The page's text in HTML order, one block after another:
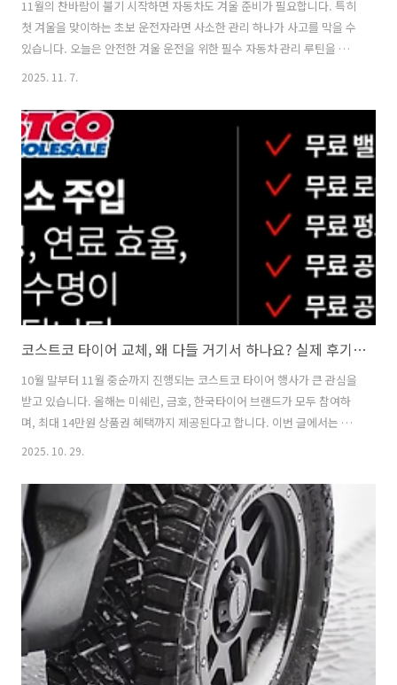
11월의 찬바람이 불기 시작하면 자동차도 겨울 준비가 필요합니다. 특히
첫 겨울을 맞이하는 초보 운전자라면 사소한 관리 하나가 사고를 막을 수
있습니다. 오늘은 안전한 겨울 운전을 위한 필수 자동차 관리 루틴을 살
펴보겠습니다.첫눈 오기 전 꼭 해야 할 자동차 점검 체크리스트윈터 타이
니다. 많은 분들이 눈이 내릴 때만 윈터 타이어가 필요하다고 생각하지
만, 사실은 온도가 더 중요합니다. 일반 타이어의 고무는 7℃ 이하에서
딱딱해져 접지력이 떨어지고, 마른 노면에서도 제동거리가 길어집니
다.4륜 구동 차량이라도 타이어가 딱딱하면 제동 시에는 무용지물입니
다. 11월 중순 전후로 기온이 급격히 떨어지기 때문에 이 시기에 윈터 타
이어로 교체하는..
2025. 11. 7.
코스트코 타이어 교체, 왜 다들 거기서 하나요? 실제 후기와 꿀팁 공개
10월 말부터 11월 중순까지 진행되는 코스트코 타이어 행사가 큰 관심을
받고 있습니다. 올해는 미쉐린, 금호, 한국타이어 브랜드가 모두 참여하
며, 최대 14만원 상품권 혜택까지 제공된다고 합니다. 이번 글에서는 행
사 정보, 가격, 실제 후기, 그리고 교체 시 알아두면 좋은 꿀팁을 정리해
꿀팁 공개2025 코스트코 타이어 행사 일정과 혜택2025년 10월 27일부
터 11월 16일까지 전국 코스트코 매장에서 타이어 교체 행사가 진행됩니
다. 행사 기간 중 미쉐린, 금호, 한국타이어 등 4본 구매 시 최대 14만원
의 코스트코 상품권이 증정됩니다. 상품권 금액은 브랜드별로 다르며, 회
원이라면 누구나 동일하게 적용받을 수 있습니다.비회원이라도 ..
2025. 10. 29.